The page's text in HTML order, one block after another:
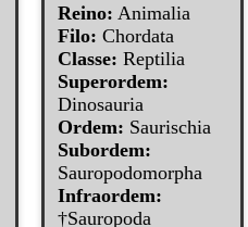
Reino: Animalia
Filo: Chordata
Classe: Reptilia
Superordem:
Dinosauria
Ordem: Saurischia
Subordem:
Sauropodomorpha
Infraordem:
†Sauropoda